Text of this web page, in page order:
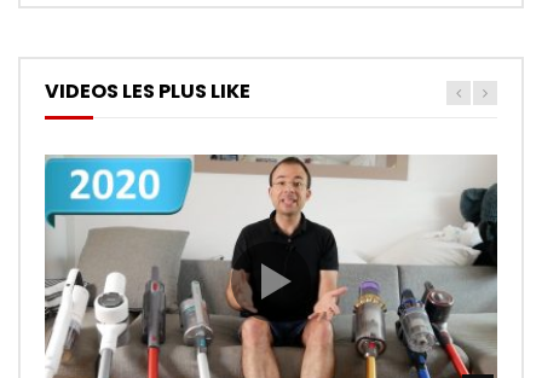
VIDEOS LES PLUS LIKE